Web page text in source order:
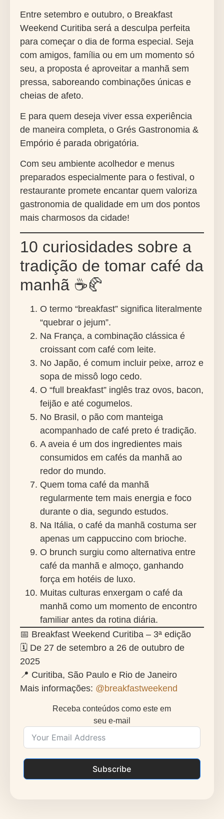
Entre setembro e outubro, o Breakfast
Weekend Curitiba será a desculpa perfeita
para começar o dia de forma especial. Seja
com amigos, família ou em um momento só
seu, a proposta é aproveitar a manhã sem
pressa, saboreando combinações únicas e
cheias de afeto.
E para quem deseja viver essa experiência
de maneira completa, o Grés Gastronomia &
Empório é parada obrigatória.
Com seu ambiente acolhedor e menus
preparados especialmente para o festival, o
restaurante promete encantar quem valoriza
gastronomia de qualidade em um dos pontos
mais charmosos da cidade!
10 curiosidades sobre a
tradição de tomar café da
manhã ☕🥐
O termo “breakfast” significa literalmente
“quebrar o jejum”.
Na França, a combinação clássica é
croissant com café com leite.
No Japão, é comum incluir peixe, arroz e
sopa de missô logo cedo.
O “full breakfast” inglês traz ovos, bacon,
feijão e até cogumelos.
No Brasil, o pão com manteiga
acompanhado de café preto é tradição.
A aveia é um dos ingredientes mais
consumidos em cafés da manhã ao
redor do mundo.
Quem toma café da manhã
regularmente tem mais energia e foco
durante o dia, segundo estudos.
Na Itália, o café da manhã costuma ser
apenas um cappuccino com brioche.
O brunch surgiu como alternativa entre
café da manhã e almoço, ganhando
força em hotéis de luxo.
Muitas culturas enxergam o café da
manhã como um momento de encontro
familiar antes da rotina diária.
📅 Breakfast Weekend Curitiba – 3ª edição
🗓 De 27 de setembro a 26 de outubro de
2025
📍 Curitiba, São Paulo e Rio de Janeiro
Mais informações: @breakfastweekend
Receba conteúdos como este em
seu e-mail
Subscribe